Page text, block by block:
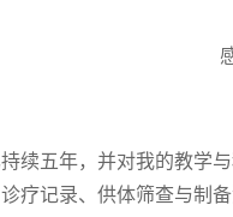
续五年，并对我的教学
疗记录、供体筛查与制